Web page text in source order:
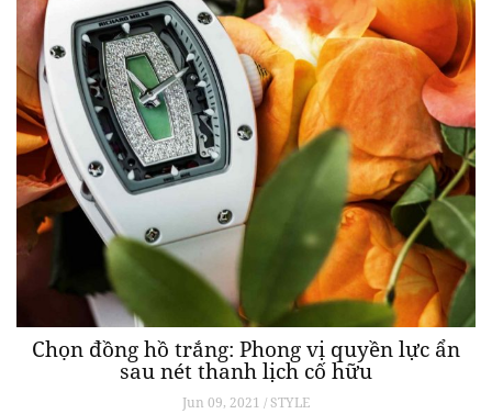
Chọn đồng hồ trắng: Phong vị quyền lực ẩn
sau nét thanh lịch cố hữu
Jun 09, 2021 / STYLE